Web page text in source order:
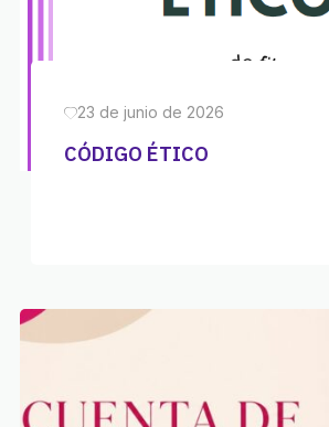
23 de junio de 2026
CÓDIGO ÉTICO